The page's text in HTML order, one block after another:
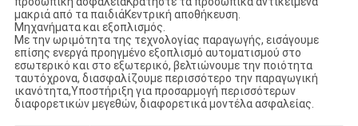
μακριά από τα παιδιάΚεντρική αποθήκευση.
Μηχανήματα και εξοπλισμός.
Με την ωριμότητα της τεχνολογίας παραγωγής, εισάγουμε
επίσης ενεργά προηγμένο εξοπλισμό αυτοματισμού στο
εσωτερικό και στο εξωτερικό, βελτιώνουμε την ποιότητα
ταυτόχρονα, διασφαλίζουμε περισσότερο την παραγωγική
ικανότητα,Υποστήριξη για προσαρμογή περισσότερων
διαφορετικών μεγεθών, διαφορετικά μοντέλα ασφαλείας.